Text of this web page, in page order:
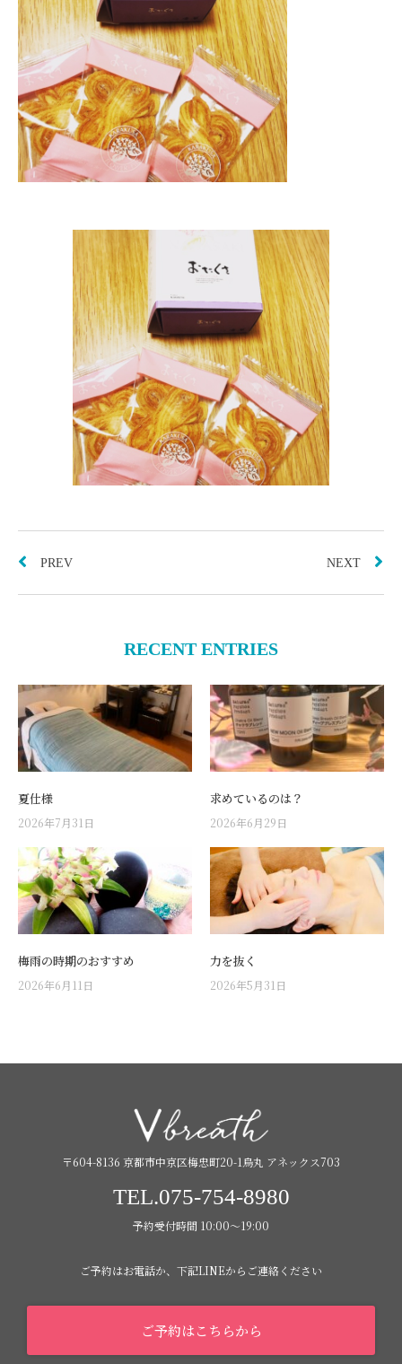
PREV NEXT
RECENT ENTRIES
夏仕様
2026年7月31日
求めているのは？
2026年6月29日
梅雨の時期のおすすめ
2026年6月11日
力を抜く
2026年5月31日
〒604-8136 京都市中京区梅忠町20-1烏丸 アネックス703
TEL.075-754-8980
予約受付時間 10:00〜19:00
ご予約はお電話か、下記LINEからご連絡ください
ご予約はこちらから